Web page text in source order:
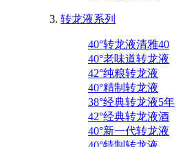
转龙液系列
40°转龙液清雅40
40°老味道转龙液
42°纯粮转龙液
40°精制转龙液
38°经典转龙液5年
42°经典转龙液酒
40°新一代转龙液